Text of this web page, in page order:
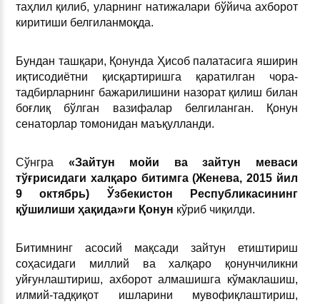
таҳлил қилиб, уларнинг натижалари бўйича ахборот
киритиши белгиланмоқда.
Бундан ташқари, Қонунда Ҳисоб палатасига яширин
иқтисодиётни қисқартиришга қаратилган чора-
тадбирларнинг бажарилишини назорат қилиш билан
боғлиқ бўлган вазифалар белгиланган. Қонун
сенаторлар томонидан маъқулланди.
Сўнгра «Зайтун мойи ва зайтун меваси
тўғрисидаги халқаро битимга (Женева, 2015 йил
9 октябрь) Ўзбекистон Республикасининг
қўшилиши ҳақида»ги Қонун кўриб чиқилди.
Битимнинг асосий мақсади зайтун етиштириш
соҳасидаги миллий ва халқаро қонунчиликни
уйғунлаштириш, ахборот алмашишга кўмаклашиш,
илмий-тадқиқот ишларини мувофиқлаштириш,